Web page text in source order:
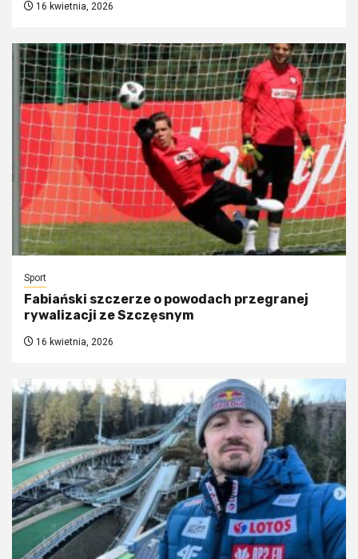
16 kwietnia, 2026
Sport
Fabiański szczerze o powodach przegranej
rywalizacji ze Szczęsnym
16 kwietnia, 2026